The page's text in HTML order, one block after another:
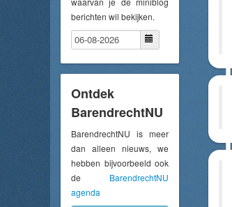
berichten wil bekijken.
Ontdek
BarendrechtNU
BarendrechtNU is meer
dan alleen nieuws, we
hebben bijvoorbeeld ook
de BarendrechtNU
agenda